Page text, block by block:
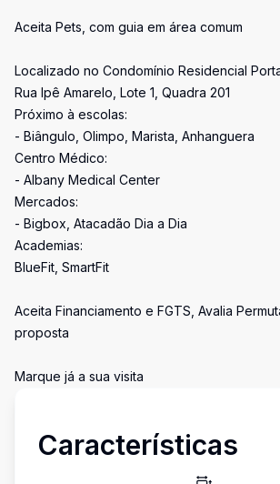
Aceita Pets, com guia em área comum
Localizado no Condomínio Residencial
Rua Ipê Amarelo, Lote 1, Quadra 201
Próximo à escolas:
- Biângulo, Olimpo, Marista, Anhanguera
Centro Médico:
- Albany Medical Center
Mercados:
- Bigbox, Atacadão Dia a Dia
Academias:
BlueFit, SmartFit
Aceita Financiamento e FGTS, Avalia
proposta
Marque já a sua visita
Características